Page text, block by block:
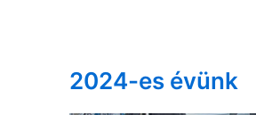
2024-es évünk